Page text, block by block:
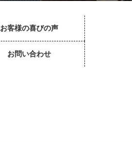
お客様の喜びの声
お問い合わせ